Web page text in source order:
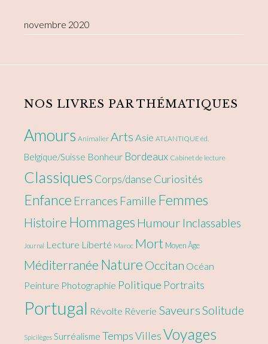
novembre 2020
NOS LIVRES PAR THÉMATIQUES
Amours Animalier Arts Asie ATLANTIQUE éd.
Belgique/Suisse Bonheur Bordeaux Cabinet de lecture
Classiques Corps/danse Curiosités
Enfance Errances Famille Femmes
Histoire Hommages Humour Inclassables
Journal Lecture Liberté Maroc Mort Moyen Âge
Méditerranée Nature Occitan Océan
Peinture Photographie Politique Portraits
Portugal Révolte Rêverie SaveursSolitude
Spicilèges Surréalisme TempsVillesVoyages